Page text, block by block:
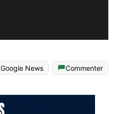
Google News
Commenter